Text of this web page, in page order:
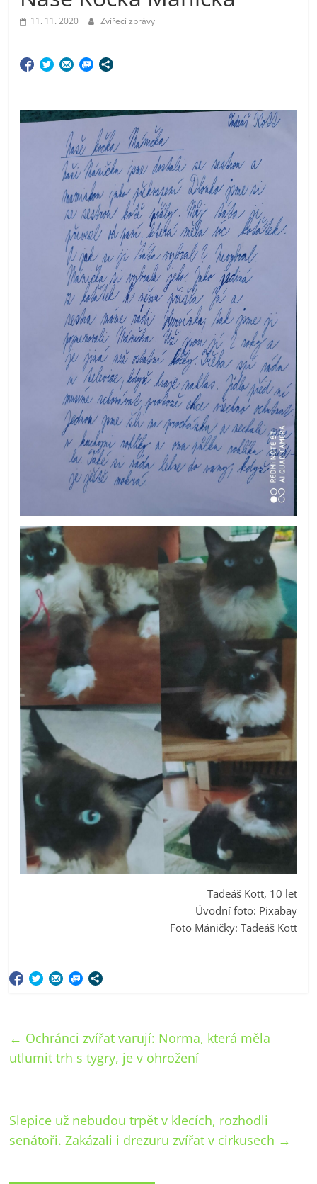
11. 11. 2020 Zvířecí zprávy
Tadeáš Kott, 10 let
Úvodní foto: Pixabay
Foto Máničky: Tadeáš Kott
← Ochránci zvířat varují: Norma, která měla
utlumit trh s tygry, je v ohrožení
Slepice už nebudou trpět v klecích, rozhodli
senátoři. Zakázali i drezuru zvířat v cirkusech →